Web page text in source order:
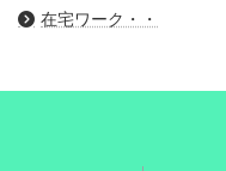
在宅ワーク・・